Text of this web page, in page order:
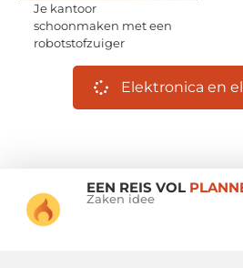
Je kantoor
schoonmaken met een
robotstofzuiger
Elektronica en
EEN REIS VOL
Zaken idee